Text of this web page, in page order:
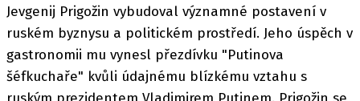
Jevgenij Prigožin vybudoval významné postavení v
ruském byznysu a politickém prostředí. Jeho úspěch v
gastronomii mu vynesl přezdívku "Putinova
šéfkuchaře" kvůli údajnému blízkému vztahu s